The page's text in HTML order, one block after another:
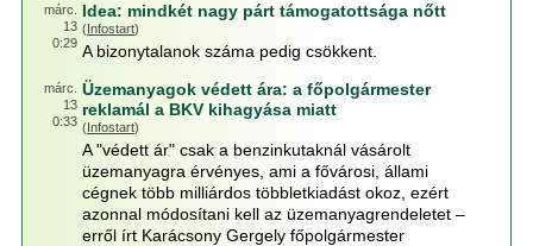
márc.
13
0:29
Idea: mindkét nagy párt támogatottsága nőtt
(Infostart)
A bizonytalanok száma pedig csökkent.
márc.
13
0:33
Üzemanyagok védett ára: a főpolgármester
reklamál a BKV kihagyása miatt
(Infostart)
A "védett ár" csak a benzinkutaknál vásárolt
üzemanyagra érvényes, ami a fővárosi, állami
cégnek több milliárdos többletkiadást okoz, ezért
azonnal módosítani kell az üzemanyagrendeletet –
erről írt Karácsony Gergely főpolgármester